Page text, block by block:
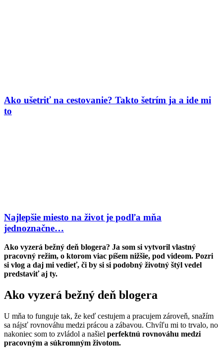
Ako ušetriť na cestovanie? Takto šetrím ja a ide mi
to
Najlepšie miesto na život je podľa mňa
jednoznačne…
Ako vyzerá bežný deň blogera? Ja som si vytvoril vlastný
pracovný režim, o ktorom viac píšem nižšie, pod videom. Pozri
si vlog a daj mi vedieť, či by si si podobný životný štýl vedel
predstaviť aj ty.
Ako vyzerá bežný deň blogera
U mňa to funguje tak, že keď cestujem a pracujem zároveň, snažím
sa nájsť rovnováhu medzi prácou a zábavou. Chvíľu mi to trvalo, no
nakoniec som to zvládol a našiel perfektnú rovnováhu medzi
pracovným a súkromným životom.